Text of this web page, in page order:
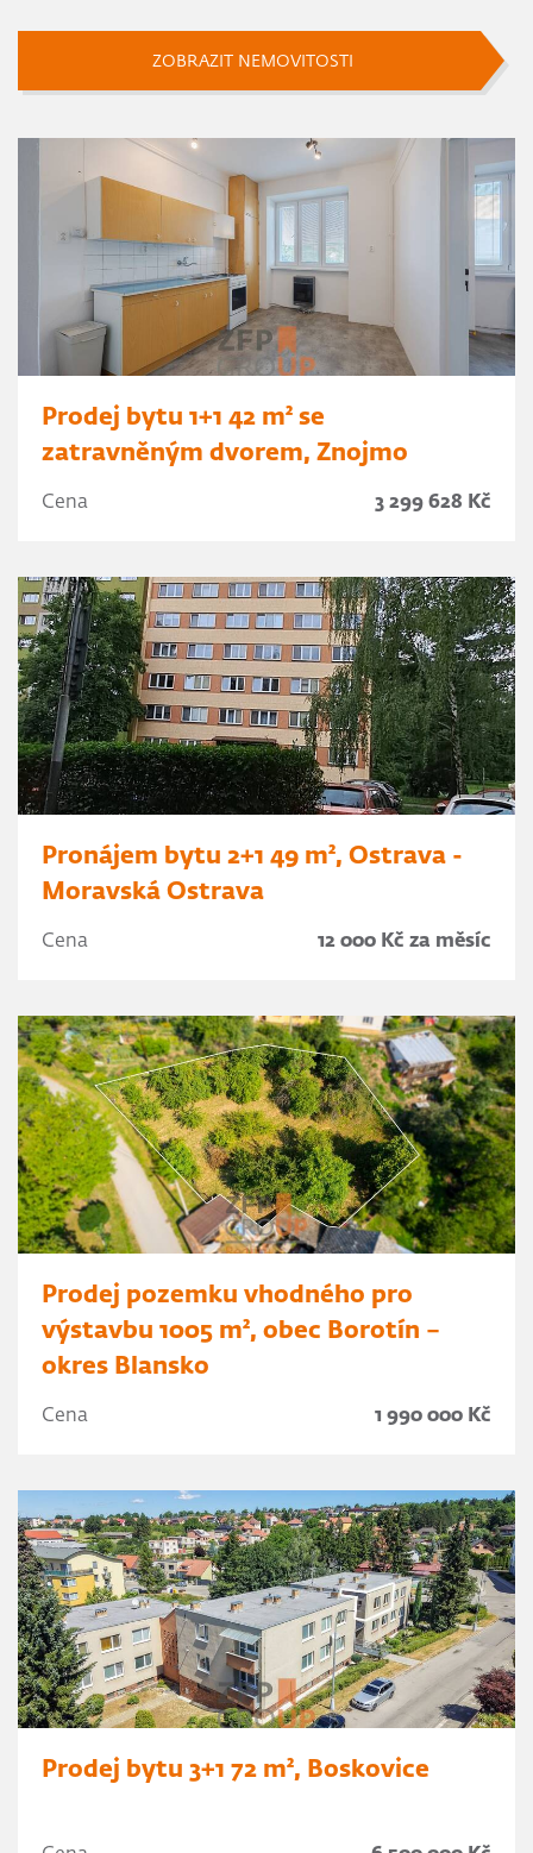
ZOBRAZIT NEMOVITOSTI
Prodej bytu 1+1 42 m² se
zatravněným dvorem, Znojmo
Cena 3 299 628 Kč
Pronájem bytu 2+1 49 m², Ostrava -
Moravská Ostrava
Cena 12 000 Kč za měsíc
Prodej pozemku vhodného pro
výstavbu 1005 m², obec Borotín –
okres Blansko
Cena 1 990 000 Kč
Prodej bytu 3+1 72 m², Boskovice